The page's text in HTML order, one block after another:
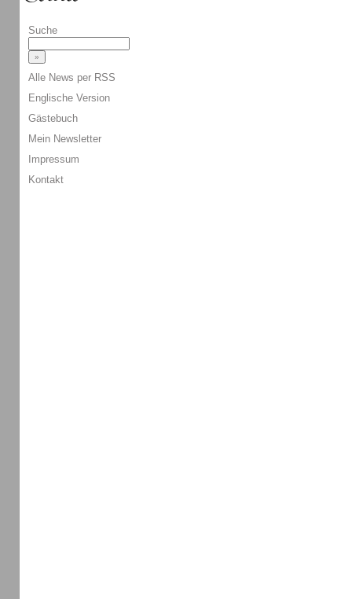
Suche
Alle News per RSS
Englische Version
Gästebuch
Mein Newsletter
Impressum
Kontakt